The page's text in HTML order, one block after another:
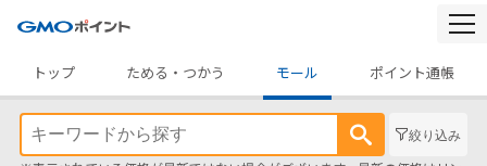
トップ
ためる・つかう モール ポイント通帳
絞り込み